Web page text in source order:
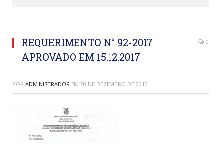
REQUERIMENTO N° 92-2017
APROVADO EM 15.12.2017
0
POR ADMINISTRADOR EM 20 DE DEZEMBRO DE 2017